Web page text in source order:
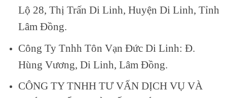
Lộ 28, Thị Trấn Di Linh, Huyện Di Linh, Tỉnh
Lâm Đồng.
Công Ty Tnhh Tôn Vạn Đức Di Linh: Đ.
Hùng Vương, Di Linh, Lâm Đồng.
CÔNG TY TNHH TƯ VẤN DỊCH VỤ VÀ